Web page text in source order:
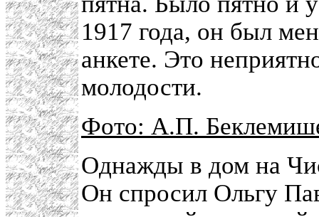
1917 года, он был
анкете. Это
молодости.
Фото: А.П.
Однажды в дом на
Он спросил Ольгу